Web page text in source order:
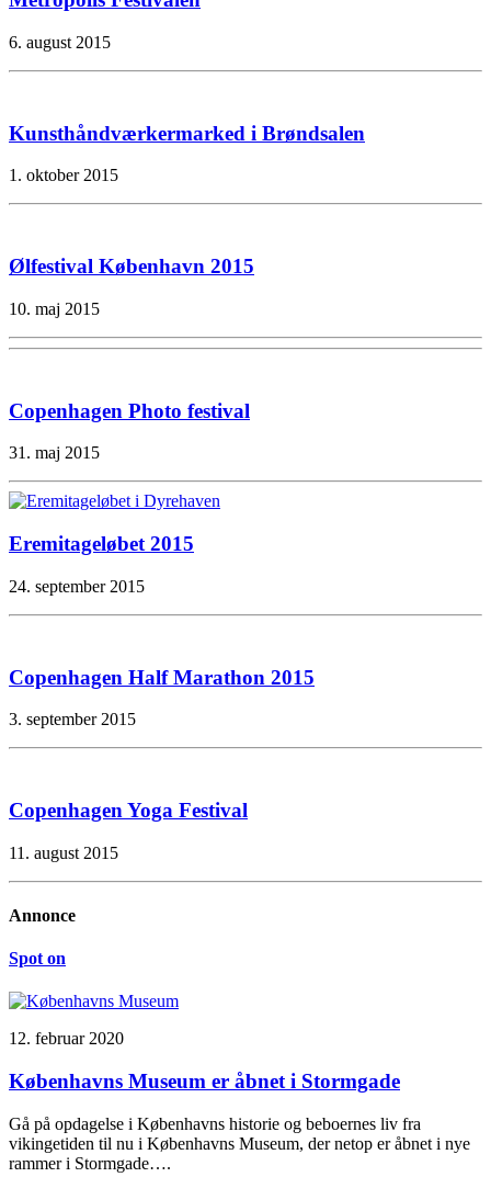
6. august 2015
Kunsthåndværkermarked i Brøndsalen
1. oktober 2015
Ølfestival København 2015
10. maj 2015
Copenhagen Photo festival
31. maj 2015
Eremitageløbet 2015
24. september 2015
Copenhagen Half Marathon 2015
3. september 2015
Copenhagen Yoga Festival
11. august 2015
Annonce
Spot on
12. februar 2020
Københavns Museum er åbnet i Stormgade
Gå på opdagelse i Københavns historie og beboernes liv fra
vikingetiden til nu i Københavns Museum, der netop er åbnet i nye
rammer i Stormgade….